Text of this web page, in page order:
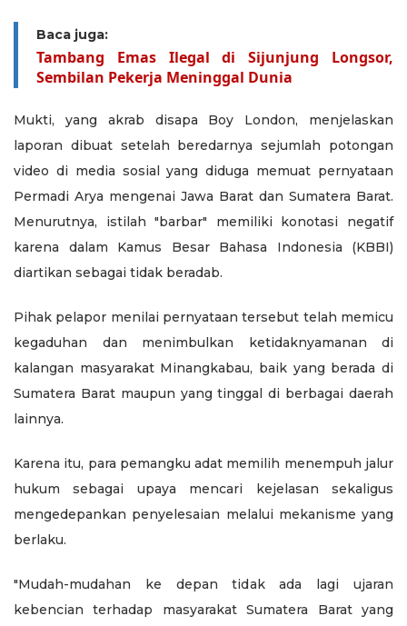
Baca juga:
Tambang Emas Ilegal di Sijunjung Longsor,
Sembilan Pekerja Meninggal Dunia
Mukti, yang akrab disapa Boy London, menjelaskan
laporan dibuat setelah beredarnya sejumlah potongan
video di media sosial yang diduga memuat pernyataan
Permadi Arya mengenai Jawa Barat dan Sumatera Barat.
Menurutnya, istilah "barbar" memiliki konotasi negatif
karena dalam Kamus Besar Bahasa Indonesia (KBBI)
diartikan sebagai tidak beradab.
Pihak pelapor menilai pernyataan tersebut telah memicu
kegaduhan dan menimbulkan ketidaknyamanan di
kalangan masyarakat Minangkabau, baik yang berada di
Sumatera Barat maupun yang tinggal di berbagai daerah
lainnya.
Karena itu, para pemangku adat memilih menempuh jalur
hukum sebagai upaya mencari kejelasan sekaligus
mengedepankan penyelesaian melalui mekanisme yang
berlaku.
"Mudah-mudahan ke depan tidak ada lagi ujaran
kebencian terhadap masyarakat Sumatera Barat yang